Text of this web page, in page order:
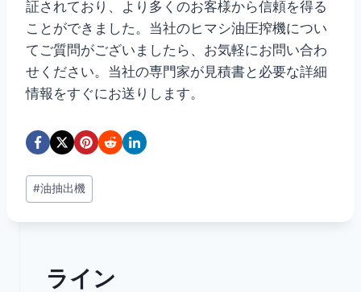
証されており、より多くのお客様から信頼を得る
ことができました。当社のヒマシ油圧搾機につい
てご質問がございましたら、お気軽にお問い合わ
せください。当社の専門家が見積書と必要な詳細
情報をすぐにお送りします。
投
稿
タ
#油抽出機
ライン